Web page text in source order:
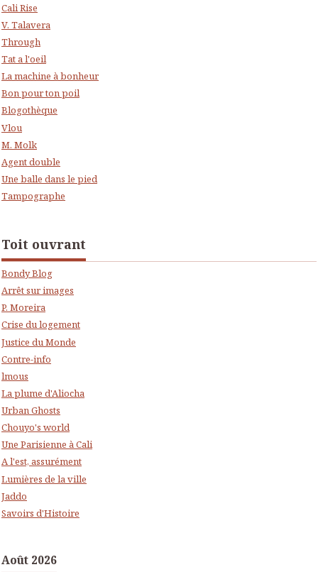
Cali Rise
V. Talavera
Through
Tat a l'oeil
La machine à bonheur
Bon pour ton poil
Blogothèque
Vlou
M. Molk
Agent double
Une balle dans le pied
Tampographe
Toit ouvrant
Bondy Blog
Arrêt sur images
P. Moreira
Crise du logement
Justice du Monde
Contre-info
lmous
La plume d'Aliocha
Urban Ghosts
Chouyo's world
Une Parisienne à Cali
A l'est, assurément
Lumières de la ville
Jaddo
Savoirs d'Histoire
Août 2026